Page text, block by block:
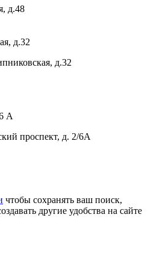
д.48
д.32
д.32
А
проспект, д. 2/6А
чтобы сохранять ваш поиск,
другие удобства на сайте